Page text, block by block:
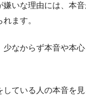
嫌いな理由には、本
ます。
なからず本音や本心
している人の本音を